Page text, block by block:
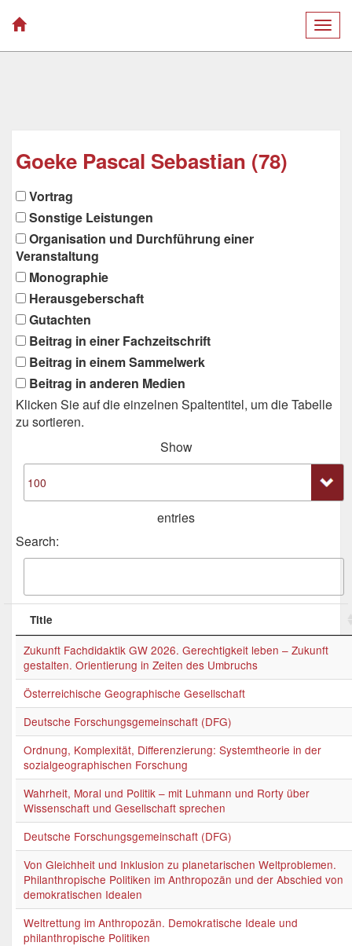
Goeke Pascal Sebastian (78)
Vortrag
Sonstige Leistungen
Organisation und Durchführung einer
Veranstaltung
Monographie
Herausgeberschaft
Gutachten
Beitrag in einer Fachzeitschrift
Beitrag in einem Sammelwerk
Beitrag in anderen Medien
Klicken Sie auf die einzelnen Spaltentitel, um die Tabelle
zu sortieren.
Show
entries
Search:
Title
Zukunft Fachdidaktik GW 2026. Gerechtigkeit leben – Zukunft
gestalten. Orientierung in Zeiten des Umbruchs
Österreichische Geographische Gesellschaft
Deutsche Forschungsgemeinschaft (DFG)
Ordnung, Komplexität, Differenzierung: Systemtheorie in der
sozialgeographischen Forschung
Wahrheit, Moral und Politik – mit Luhmann und Rorty über
Wissenschaft und Gesellschaft sprechen
Deutsche Forschungsgemeinschaft (DFG)
Von Gleichheit und Inklusion zu planetarischen Weltproblemen.
Philanthropische Politiken im Anthropozän und der Abschied von
demokratischen Idealen
Weltrettung im Anthropozän. Demokratische Ideale und
philanthropische Politiken